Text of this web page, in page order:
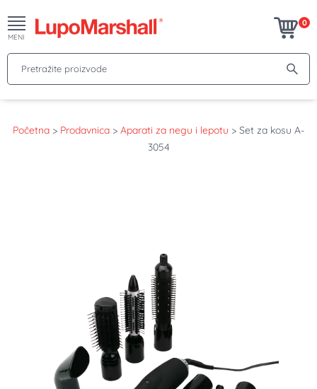
MENI
0
Pretražite proizvode
Početna > Prodavnica > Aparati za negu i lepotu > Set za kosu A-
3054